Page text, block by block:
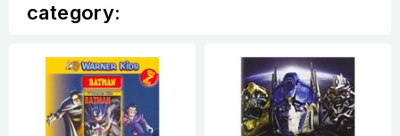
category: